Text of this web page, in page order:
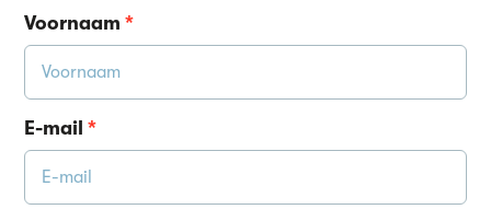
Voornaam*
E-mail*